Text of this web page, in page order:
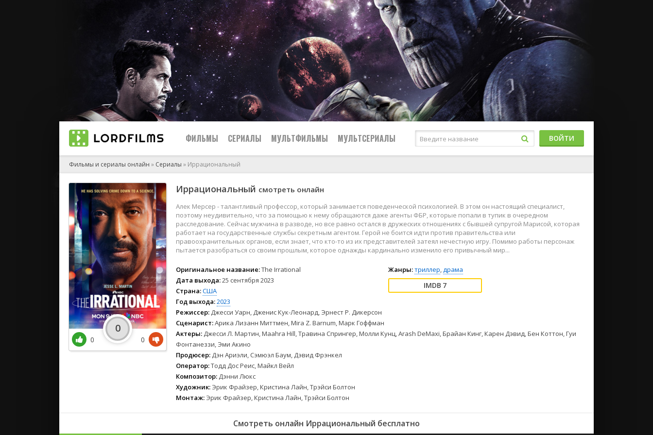
ФИЛЬМЫ
2023
2022
2021
2020
2019
2018
2017
2016
2015
2014
2012
2011
2010
2009
2006
2005
2004
2003
2002
2000
Боевики
Военные
Детективы
Документальные
Исторические
Комедии
Криминал
Мелодрамы
Приключения
Мюзиклы
Семейные
Ужасы
СЕРИАЛЫ МУЛЬТФИЛЬМЫ МУЛЬТСЕРИАЛЫ ВОЙТИ
Фильмы и сериалы онлайн » Сериалы » Иррациональный
Иррациональный смотреть онлайн
Алек Мерсер - талантливый профессор, который занимается поведенческой психологией. В этом он настоящий специалист,
поэтому неудивительно, что за помощью к нему обращаются даже агенты ФБР, которые попали в тупик в очередном
расследование. Сейчас мужчина в разводе, но все равно остался в дружеских отношениях с бывшей супругой Марисой, которая
работает на государственные службы секретным агентом. Герой не боится идти против правительства или
правоохранительных органов, если знает, что кто-то из их представителей затеял нечестную игру. Помимо работы персонаж
пытается разобраться со своим прошлым, которое однажды кардинально изменило его привычный мир...
Оригинальное название:The Irrational
Дата выхода:25 сентября 2023
Страна:США
Год выхода:2023
Жанры:триллер,драма
7
Режиссер: Джесси Уарн, Дженис Кук-Леонард, Эрнест Р. Дикерсон
Сценарист:Арика Лизанн Миттмен, Mira Z. Barnum, Марк Гоффман
Актеры: Джесси Л. Мартин, Maahra Hill, Травина Спрингер, Молли Кунц, Arash DeMaxi, Брайан Кинг, Карен Дэвид, Бен Коттон, Гуи
Фонтанеззи, Эми Акино
Продюсер: Дэн Ариэли, Сэмюэл Баум, Дэвид Фрэнкел
Оператор:Тодд Дос Реис, Майкл Вейл
Композитор: Дэнни Люкс
Художник: Эрик Фрайзер, Кристина Лайн, Трэйси Болтон
Монтаж: Эрик Фрайзер, Кристина Лайн, Трэйси Болтон
0
0
0
Смотреть онлайн Иррациональный бесплатно